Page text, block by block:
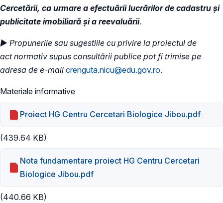
Cercetării, ca urmare a efectuării lucrărilor de cadastru şi
publicitate imobiliară şi a reevaluării.
► Propunerile sau sugestiile cu privire la proiectul de
act normativ supus consultării publice pot fi trimise pe
adresa de e-mail crenguta.nicu@edu.gov.ro.
Materiale informative
Proiect HG Centru Cercetari Biologice Jibou.pdf
(439.64 KB)
Nota fundamentare proiect HG Centru Cercetari
Biologice Jibou.pdf
(440.66 KB)